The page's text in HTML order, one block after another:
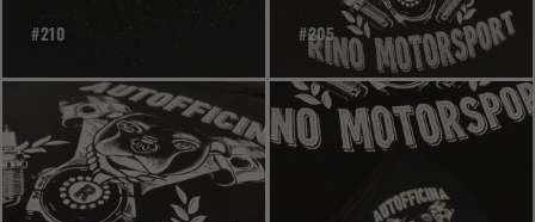
#210 #205